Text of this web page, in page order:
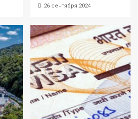
26 сентября 2024